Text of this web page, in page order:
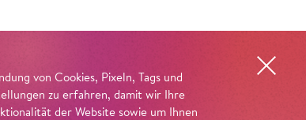
von Cookies, Pixeln, Tags und
zu erfahren, damit wir Ihre
der Website sowie um Ihnen